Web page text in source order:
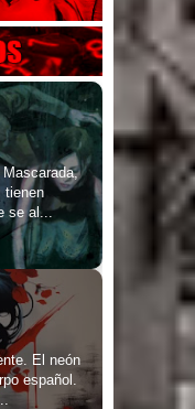
tienen
se al...
El neón
español.